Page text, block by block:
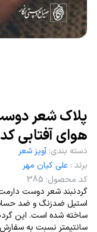
پلاک شعر
هوای آفتابی کد 385
دسته بندی: آویز شعر
برند : علی کیان مهر
کد محصول:
385
استیل ضدزنگ و ضد
سانتیمتر نسبت به